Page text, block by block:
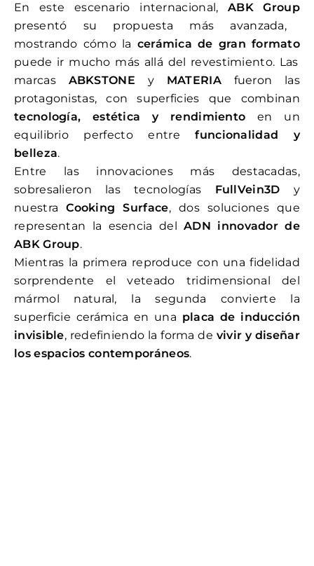
En este escenario internacional,ABK Group
presentó su propuesta más avanzada,
mostrando cómo la cerámica de gran formato
puede ir mucho más allá del revestimiento. Las
marcas ABKSTONE y MATERIAfueron las
protagonistas, con superficies que combinan
tecnología, estética y rendimiento en un
equilibrio perfecto entrefuncionalidad y
belleza.
Entre las innovaciones más destacadas,
sobresalieron las tecnologías FullVein3D y
nuestraCooking Surface, dos soluciones que
representan la esencia delADN innovador de
ABK Group.
Mientras la primera reproduce con una fidelidad
sorprendente el veteado tridimensional del
mármol natural, la segunda convierte la
superficie cerámica en una placa de inducción
invisible, redefiniendo la forma de vivir y diseñar
los espacios contemporáneos.